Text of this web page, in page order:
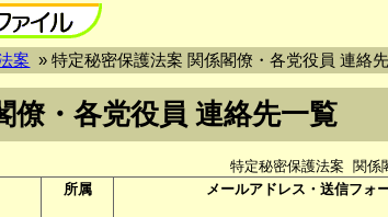
案 » 特定秘密保護法案 関係閣僚・各党役員 連絡
僚・各党役員 連絡先一覧
特定秘密保護法案 関係
所属 メールアドレス・送信フォ